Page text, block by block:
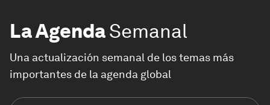
La AgendaSemanal
Una actualización semanal de los temas más
importantes de la agenda global